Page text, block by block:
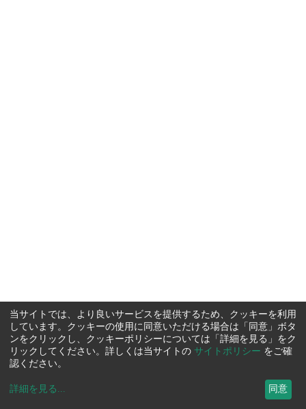
当サイトでは、より良いサービスを提供するため、クッキーを利用
しています。クッキーの使用に同意いただける場合は「同意」ボタ
ンをクリックし、クッキーポリシーについては「詳細を見る」をク
リックしてください。詳しくは当サイトの サイトポリシー をご確
認ください。
詳細を見る ... 同意